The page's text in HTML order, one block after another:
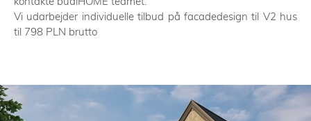
Vi udarbejder individuelle tilbud på facadedesign til V2 hus
til 798 PLN brutto